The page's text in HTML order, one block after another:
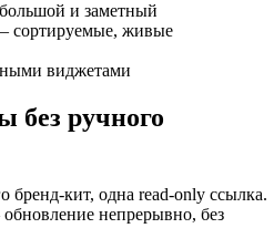
и заметный
сортируемые, живые
виджетами
без ручного
бренд-кит, одна read-only ссылка.
непрерывно, без